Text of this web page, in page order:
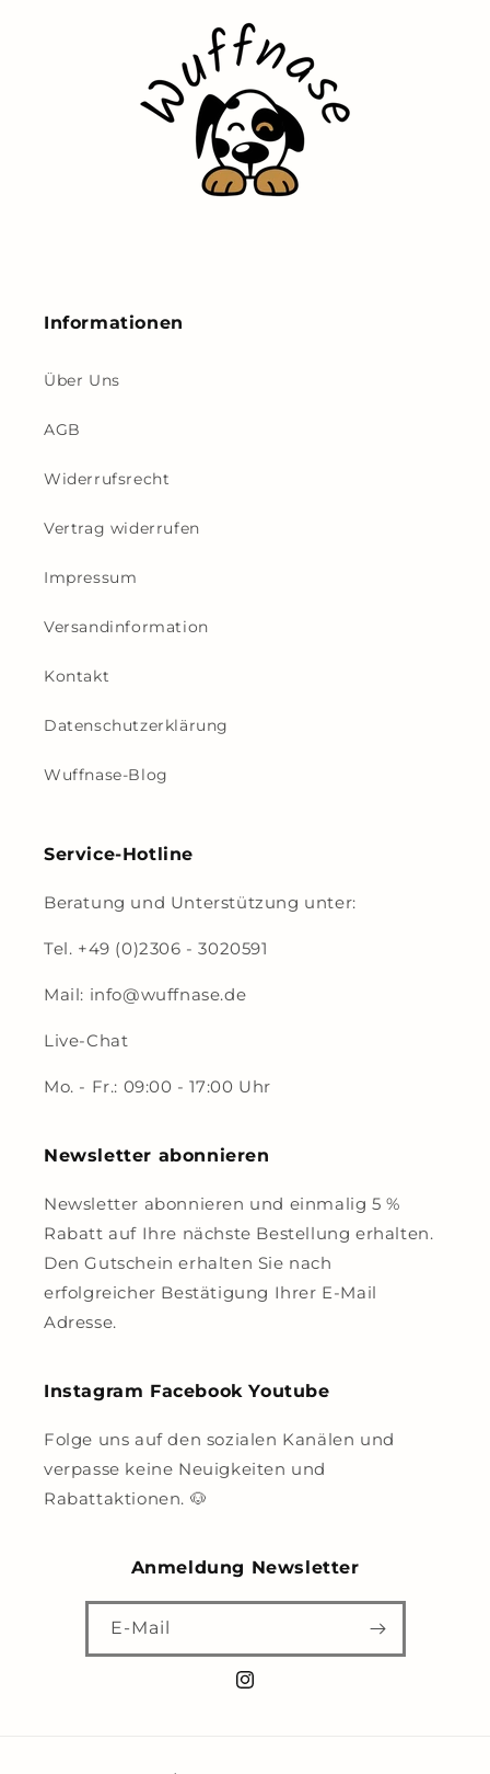
Informationen
Über Uns
AGB
Widerrufsrecht
Vertrag widerrufen
Impressum
Versandinformation
Kontakt
Datenschutzerklärung
Wuffnase-Blog
Service-Hotline
Beratung und Unterstützung unter:
Tel. +49 (0)2306 - 3020591
Mail: info@wuffnase.de
Live-Chat
Mo. - Fr.: 09:00 - 17:00 Uhr
Newsletter abonnieren
Newsletter abonnieren und einmalig 5 %
Rabatt auf Ihre nächste Bestellung erhalten.
Den Gutschein erhalten Sie nach
erfolgreicher Bestätigung Ihrer E-Mail
Adresse.
Instagram Facebook Youtube
Folge uns auf den sozialen Kanälen und
verpasse keine Neuigkeiten und
Rabattaktionen. 🐶
Anmeldung Newsletter
E-Mail
Instagram